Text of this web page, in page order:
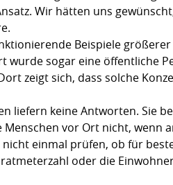
Wir hätten uns
Beispiele
wurde sogar eine öffentliche
zeigt sich, dass solche
liefern keine Antworten. Sie
Menschen vor Ort nicht, wenn
einmal prüfen, ob für
oder die